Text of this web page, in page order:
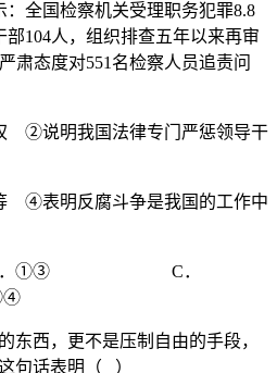
：全国检察机关受理职务犯罪8.8
104人，组织排查五年以来再审
肃态度对551名检察人员追责问
②说明我国法律专门严惩领导干
④表明反腐斗争是我国的工作中
①③ C．
东西，更不是压制自由的手段，
句话表明（ ）